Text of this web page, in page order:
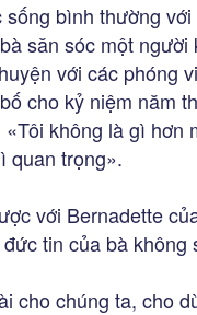
bình thường
săn sóc một
với các phóng
cho kỷ niệm năm
không là gì hơn
quan trọng».
với Bernadette
tin của bà không
cho chúng ta, cho